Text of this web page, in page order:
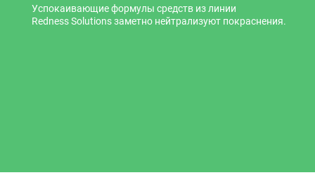
Успокаивающие формулы средств из линии
Redness Solutions заметно нейтрализуют покраснения.